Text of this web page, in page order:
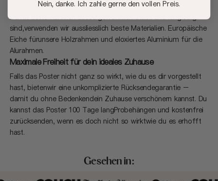
Rahmen, die dich auf deiner (Deko) Reise begleiten
Damit deine Rahmen aussergewöhnlich stabil und langlebig
sind,verwenden wir aussliesslich beste Materialien. Europäische
Eiche fürunsere Holzrahmen und eloxiertes Aluminium für die
Alurahmen.
Maximale Freiheit für dein ideales Zuhause
Falls das Poster nicht ganz so wirkt, wie du es dir vorgestellt
hast, bietenwir eine unkomplizierte Rücksendegarantie –
damit du ohne Bedenkendein Zuhause verschönern kannst. Du
kannst das Poster 100 Tage langProbehängen und kostenfrei
zurücksenden, wenn es doch nicht so wirktwie du es erhofft
hast.
Gesehen in:
Nein, danke. Ich zahle gerne den vollen Preis.